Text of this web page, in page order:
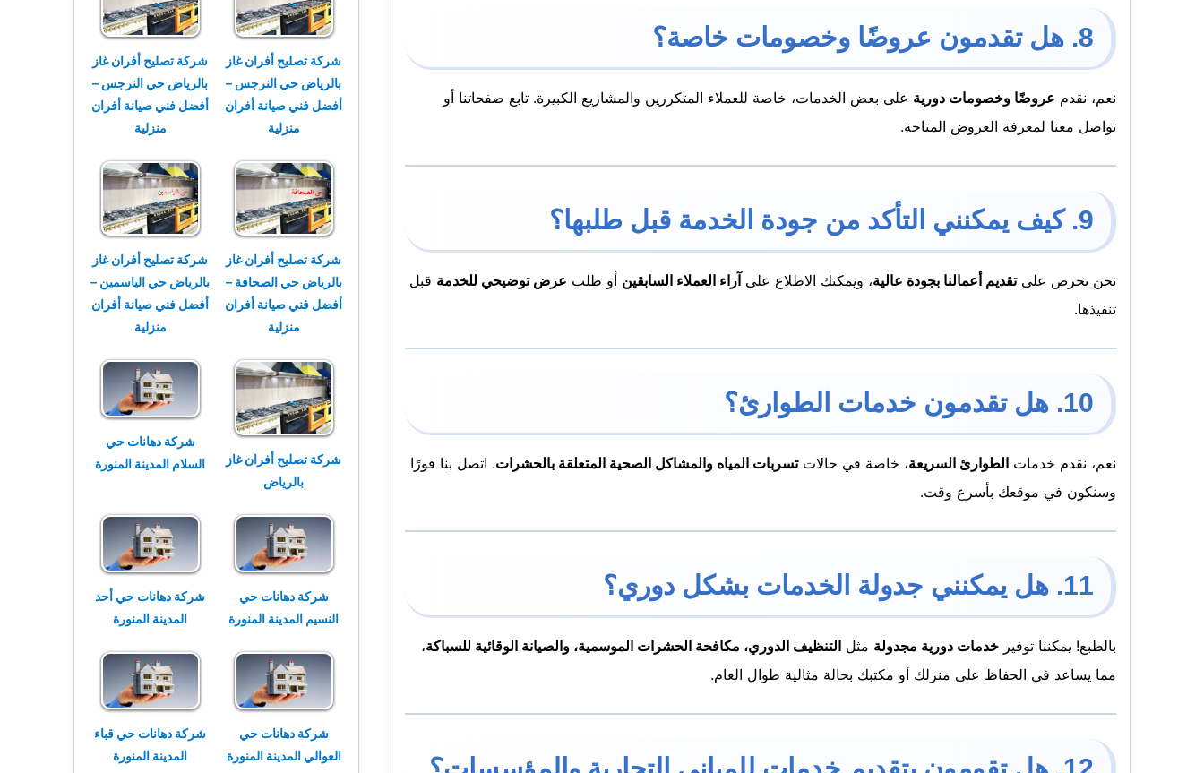
8. هل تقدمون عروضًا وخصومات خاصة؟
نعم، نقدم عروضًا وخصومات دورية على بعض الخدمات، خاصة للعملاء المتكررين والمشاريع الكبيرة. تابع صفحاتنا أو
تواصل معنا لمعرفة العروض المتاحة.
9. كيف يمكنني التأكد من جودة الخدمة قبل طلبها؟
نحن نحرص علىتقديم أعمالنا بجودة عالية، ويمكنك الاطلاع على آراء العملاء السابقين أو طلب عرض توضيحي للخدمة قبل
تنفيذها.
10. هل تقدمون خدمات الطوارئ؟
نعم، نقدم خدمات الطوارئ السريعة، خاصة في حالاتتسربات المياه والمشاكل الصحية المتعلقة بالحشرات. اتصل بنا فورًا
وسنكون في موقعك بأسرع وقت.
11. هل يمكنني جدولة الخدمات بشكل دوري؟
بالطبع! يمكننا توفير خدمات دورية مجدولة مثل التنظيف الدوري، مكافحة الحشرات الموسمية، والصيانة الوقائية للسباكة،
مما يساعد في الحفاظ على منزلك أو مكتبك بحالة مثالية طوال العام.
شركة تصليح أفران غاز
بالرياض حي النرجس –
أفضل فني صيانة أفران
منزلية
شركة تصليح أفران غاز
بالرياض حي النرجس –
أفضل فني صيانة أفران
منزلية
شركة تصليح أفران غاز
بالرياض حي الصحافة –
أفضل فني صيانة أفران
منزلية
شركة تصليح أفران غاز
بالرياض حي الياسمين –
أفضل فني صيانة أفران
منزلية
شركة تصليح أفران غاز
بالرياض
شركة دهانات حي
السلام المدينة المنورة
شركة دهانات حي
النسيم المدينة المنورة
شركة دهانات حي أحد
المدينة المنورة
شركة دهانات حي
العوالي المدينة المنورة
شركة دهانات حي قباء
المدينة المنورة